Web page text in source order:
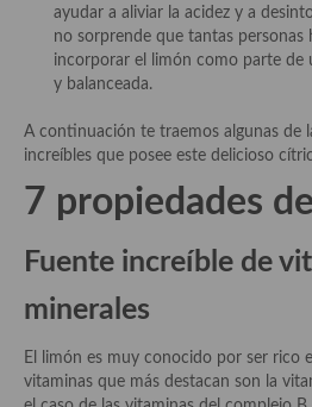
Bocadillos, hamburguesas,
demás
Entrantes y primeros platos
Ensaladas
Entrantes
Arroces Y fideuás
ayudar a aliviar la acidez y a
no sorprende que tantas personas
incorporar el limón como parte de
y balanceada.
A continuación te traemos algunas de
increíbles que posee este delicioso
7 propiedades
Fuente increíble de
minerales
El limón es muy conocido por ser rico
vitaminas que más destacan son la